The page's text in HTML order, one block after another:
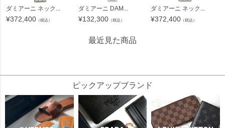
ダミアーニ ネック...
¥372,400 （税込）
ダミアーニ DAM...
¥132,300 （税込）
ダミアーニ ネック...
¥372,400 （税込）
最近見た商品
ピックアップブランド